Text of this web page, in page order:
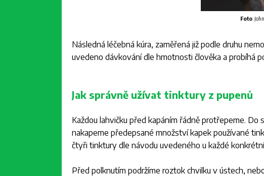
Foto:
Následná léčebná kúra, zaměřená již podle druhu
uvedeno dávkování dle hmotnosti člověka a probíhá
Jak správně užívat tinktury z pupenů
Každou lahvičku před kapáním řádně protřepeme. Do
nakapeme předepsané množství kapek používané
čtyři tinktury dle návodu uvedeného u každé
Před polknutím podržíme roztok chvilku v ústech,